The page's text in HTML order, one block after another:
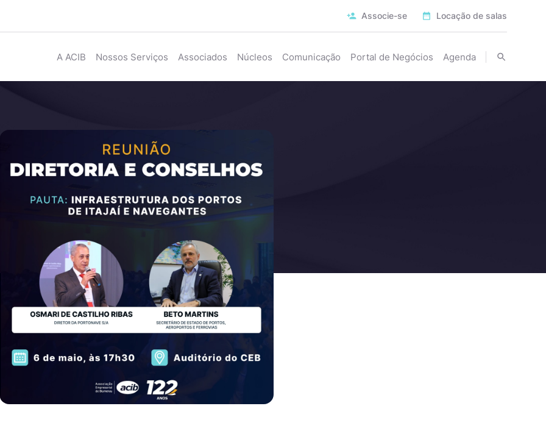
Associe-se Locação de salas
A ACIB Nossos Serviços Associados Núcleos Comunicação Portal de Negócios Agenda